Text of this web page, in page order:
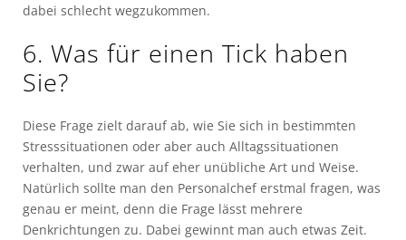
dabei schlecht wegzukommen.
6. Was für einen Tick haben
Sie?
Diese Frage zielt darauf ab, wie Sie sich in bestimmten
Stresssituationen oder aber auch Alltagssituationen
verhalten, und zwar auf eher unübliche Art und Weise.
Natürlich sollte man den Personalchef erstmal fragen, was
genau er meint, denn die Frage lässt mehrere
Denkrichtungen zu. Dabei gewinnt man auch etwas Zeit.